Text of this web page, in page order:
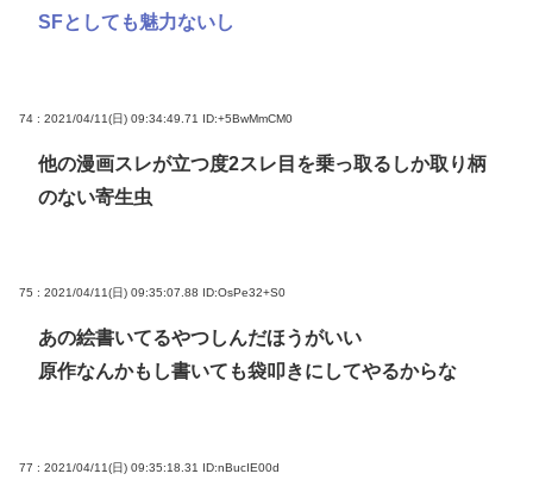
SFとしても魅力ないし
74 : 2021/04/11(日) 09:34:49.71 ID:+5BwMmCM0
他の漫画スレが立つ度2スレ目を乗っ取るしか取り柄
のない寄生虫
75 : 2021/04/11(日) 09:35:07.88 ID:OsPe32+S0
あの絵書いてるやつしんだほうがいい
原作なんかもし書いても袋叩きにしてやるからな
77 : 2021/04/11(日) 09:35:18.31 ID:nBucIE00d